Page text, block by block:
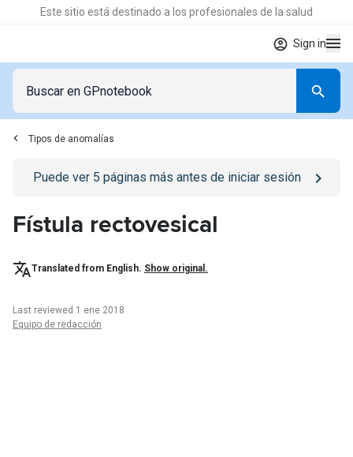
Este sitio está destinado a los profesionales de la salud
Sign in
Tipos de anomalías
Go to/iniciar-sesionpage
Puede ver 5 páginas más antes de iniciar sesión
Fístula rectovesical
Translated from English. Show original.
Last reviewed 1 ene 2018
Equipo de redacción